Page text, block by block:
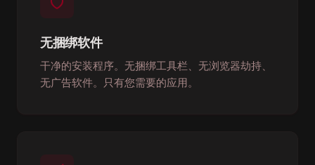
无捆绑软件
干净的安装程序。无捆绑工具栏、无浏览器劫持、
无广告软件。只有您需要的应用。